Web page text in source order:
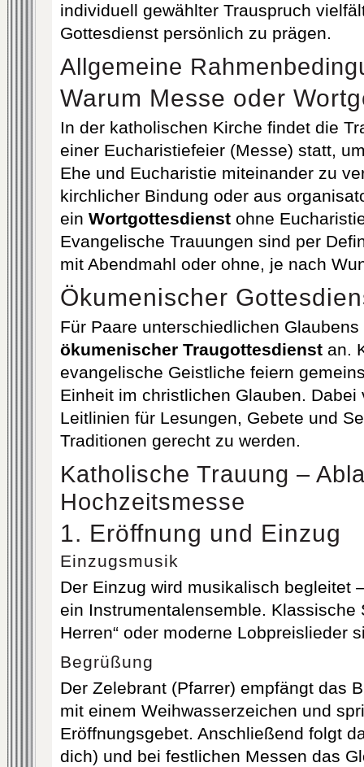
individuell gewählter Trauspruch
Gottesdienst persönlich zu prägen.
Allgemeine
Warum Messe oder
In der katholischen Kirche findet die
einer Eucharistiefeier (Messe) statt,
Ehe und Eucharistie miteinander zu
kirchlicher Bindung oder aus
ein Wortgottesdienst ohne
Evangelische Trauungen sind per
mit Abendmahl oder ohne, je nach
Ökumenischer
Für Paare unterschiedlichen
ökumenischer Traugottesdienst an.
evangelische Geistliche feiern
Einheit im christlichen Glauben.
Leitlinien für Lesungen, Gebete und
Traditionen gerecht zu werden.
Katholische Trauung –
Hochzeitsmesse
1. Eröffnung und Einzug
Einzugsmusik
Der Einzug wird musikalisch begleitet
ein Instrumentalensemble. Klassische
Herren“ oder moderne Lobpreislieder
Begrüßung
Der Zelebrant (Pfarrer) empfängt das
mit einem Weihwasserzeichen und
Eröffnungsgebet. Anschließend folgt
dich) und bei festlichen Messen das